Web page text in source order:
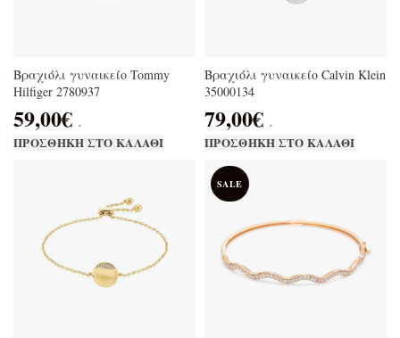
Βραχιόλι γυναικείο Tommy
Hilfiger 2780937
59,00€ .
ΠΡΟΣΘΉΚΗ ΣΤΟ ΚΑΛΆΘΙ
Βραχιόλι γυναικείο Calvin Klein
35000134
79,00€ .
ΠΡΟΣΘΉΚΗ ΣΤΟ ΚΑΛΆΘΙ
SALE